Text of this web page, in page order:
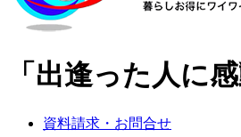
「出逢った人に
資料請求・お問合せ